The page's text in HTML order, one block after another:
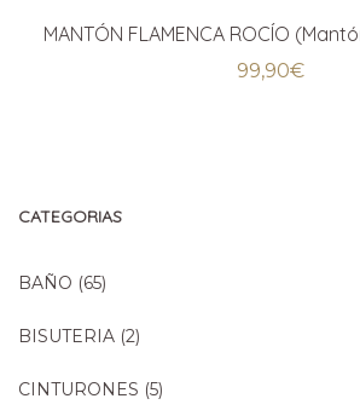
MANTÓN FLAMENCA ROCÍO
99,90€
CATEGORIAS
BAÑO (65)
BISUTERIA (2)
CINTURONES (5)